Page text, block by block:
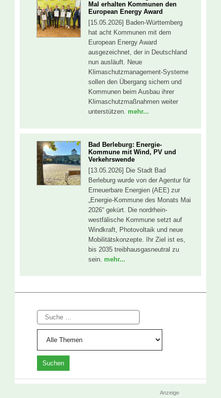
Mal erhalten Kommunen den
European Energy Award
[15.05.2026] Baden-Württemberg
hat acht Kommunen mit dem
European Energy Award
ausgezeichnet, der in Deutschland
nun ausläuft. Neue
Klimaschutzmanagement-Systeme
sollen den Übergang sichern und
Kommunen beim Ausbau ihrer
Klimaschutzmaßnahmen weiter
unterstützen. mehr...
Bad Berleburg: Energie-
Kommune mit Wind, PV und
Verkehrswende
[13.05.2026] Die Stadt Bad
Berleburg wurde von der Agentur für
Erneuerbare Energien (AEE) zur
„Energie-Kommune des Monats Mai
2026“ gekürt. Die nordrhein-
westfälische Kommune setzt auf
Windkraft, Photovoltaik und neue
Mobilitätskonzepte. Ihr Ziel ist es,
bis 2035 treibhausgasneutral zu
sein. mehr...
Suche
Anzeige